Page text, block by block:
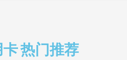
热门推荐